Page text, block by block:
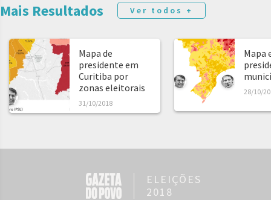
Mais Resultados Ver todos +
Mapa de
presidente em
Curitiba por
zonas eleitorais
31/10/2018
Mapa
28/10/
ELEIÇÕES
2018